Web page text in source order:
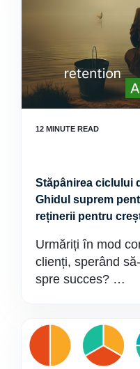
Stăpânirea ciclului
Ghidul suprem
reținerii pentru
Urmăriți în mod
clienți, sperând
spre succes? …